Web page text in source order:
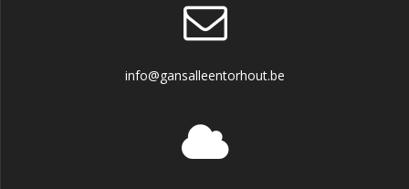
info@gansalleentorhout.be